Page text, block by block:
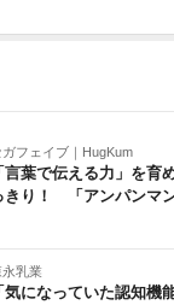
ガフェイブ｜HugKum
言葉で伝える力」を育
きり！ 「アンパンマ
永乳業
気になっていた認知